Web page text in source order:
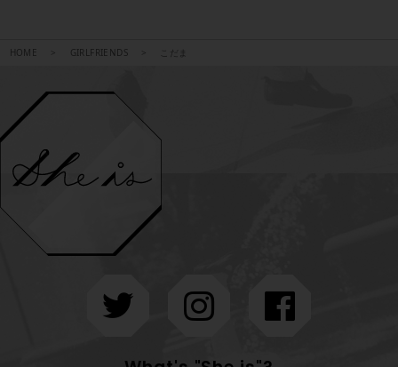
HOME GIRLFRIENDS こだま